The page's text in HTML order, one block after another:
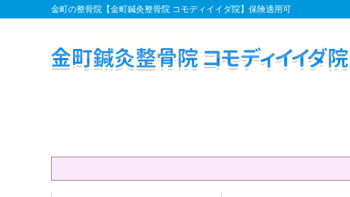
金町の整骨院【金町鍼灸整骨院 コモディイイダ院】保険適用可